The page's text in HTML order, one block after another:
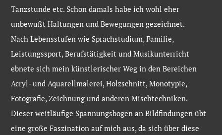
Tanzstunde etc. Schon damals habe ich wohl eher
unbewußt Haltungen und Bewegungen gezeichnet.
Nach Lebensstufen wie Sprachstudium, Familie,
Leistungssport, Berufstätigkeit und Musikunterricht
ebnete sich mein künstlerischer Weg in den Bereichen
Acryl- und Aquarellmalerei, Holzschnitt, Monotypie,
Fotografie, Zeichnung und anderen Mischtechniken.
Dieser weitläufige Spannungsbogen an Bildfindungen übt
eine große Faszination auf mich aus, da sich über diese